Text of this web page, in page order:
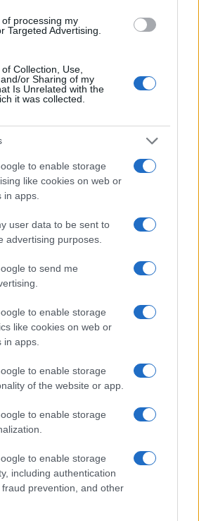
processing my
Targeted Advertising.
Collection, Use,
or Sharing of my
Is Unrelated with the
it was collected.
to enable storage
like cookies on web or
apps.
user data to be sent to
advertising purposes.
to send me
to enable storage
like cookies on web or
apps.
to enable storage
of the website or app.
to enable storage
to enable storage
including authentication
prevention, and other
le tue segnalazioni,
video e le tue foto
356 7512
in tempo reale?
nel canale telegram di
le nostre ultime news
W
h
at
s
A
p
S
h
re
precedente